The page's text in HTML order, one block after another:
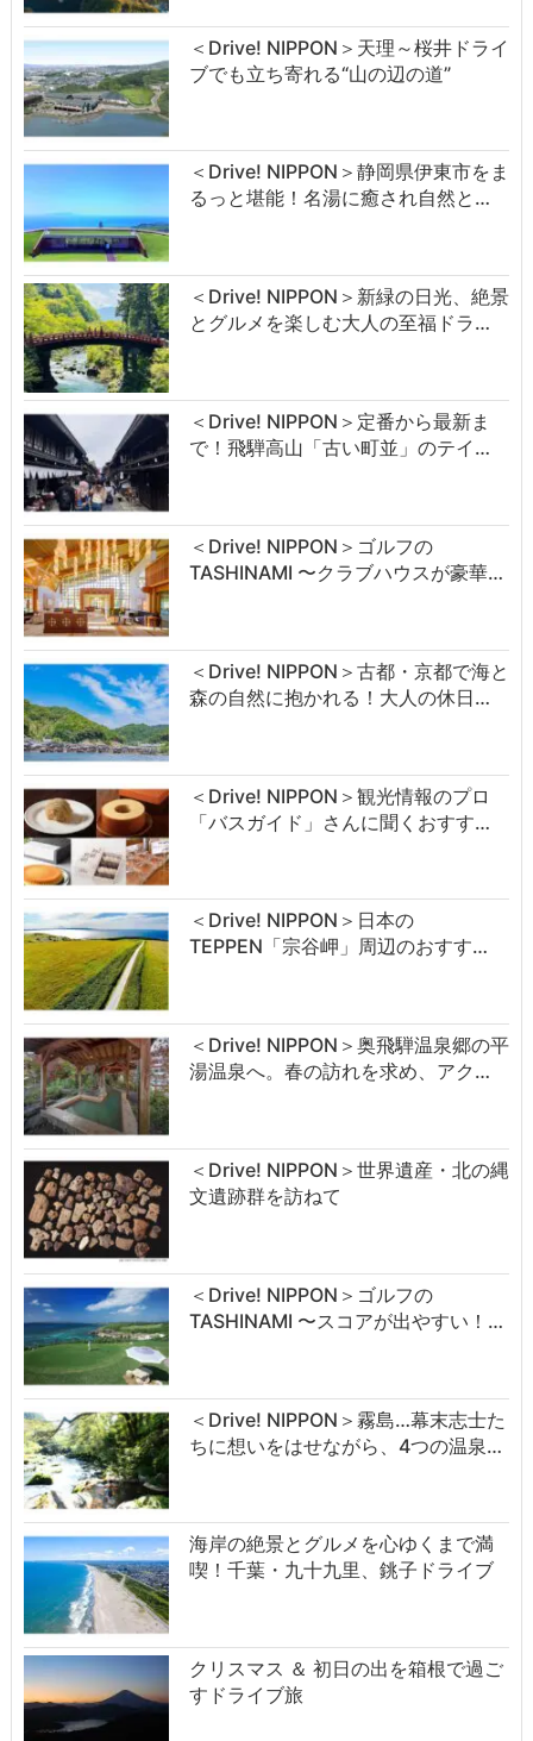
＜Drive! NIPPON＞天理～桜井ドライ
ブでも立ち寄れる“山の辺の道”
＜Drive! NIPPON＞静岡県伊東市をま
るっと堪能！名湯に癒され自然と…
＜Drive! NIPPON＞新緑の日光、絶景
とグルメを楽しむ大人の至福ドラ…
＜Drive! NIPPON＞定番から最新ま
で！飛騨高山「古い町並」のテイ…
＜Drive! NIPPON＞ゴルフの
TASHINAMI 〜クラブハウスが豪華…
＜Drive! NIPPON＞古都・京都で海と
森の自然に抱かれる！大人の休日…
＜Drive! NIPPON＞観光情報のプロ
「バスガイド」さんに聞くおすす…
＜Drive! NIPPON＞日本の
TEPPEN「宗谷岬」周辺のおすす…
＜Drive! NIPPON＞奥飛騨温泉郷の平
湯温泉へ。春の訪れを求め、アク…
＜Drive! NIPPON＞世界遺産・北の縄
文遺跡群を訪ねて
＜Drive! NIPPON＞ゴルフの
TASHINAMI 〜スコアが出やすい！…
＜Drive! NIPPON＞霧島…幕末志士た
ちに想いをはせながら、4つの温泉…
海岸の絶景とグルメを心ゆくまで満
喫！千葉・九十九里、銚子ドライブ
クリスマス ＆ 初日の出を箱根で過ご
すドライブ旅